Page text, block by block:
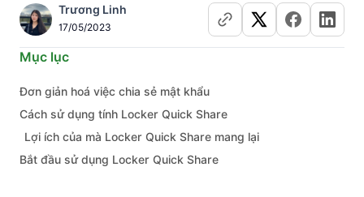
Trương Linh
17/05/2023
Mục lục
Đơn giản hoá việc chia sẻ mật khẩu
Cách sử dụng tính Locker Quick Share
Lợi ích của mà Locker Quick Share mang lại
Bắt đầu sử dụng Locker Quick Share